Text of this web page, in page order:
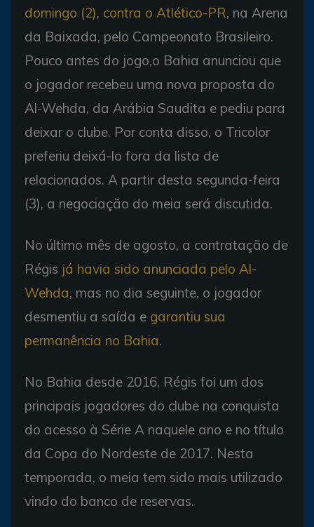
domingo (2), contra o Atlético-PR, na Arena
da Baixada, pelo Campeonato Brasileiro.
Pouco antes do jogo,o Bahia anunciou que
o jogador recebeu uma nova proposta do
Al-Wehda, da Arábia Saudita e pediu para
deixar o clube. Por conta disso, o Tricolor
preferiu deixá-lo fora da lista de
relacionados. A partir desta segunda-feira
(3), a negociação do meia será discutida.
No último mês de agosto, a contratação de
Régis já havia sido anunciada pelo Al-
Wehda, mas no dia seguinte, o jogador
desmentiu a saída e garantiu sua
permanência no Bahia.
No Bahia desde 2016, Régis foi um dos
principais jogadores do clube na conquista
do acesso à Série A naquele ano e no título
da Copa do Nordeste de 2017. Nesta
temporada, o meia tem sido mais utilizado
vindo do banco de reservas.